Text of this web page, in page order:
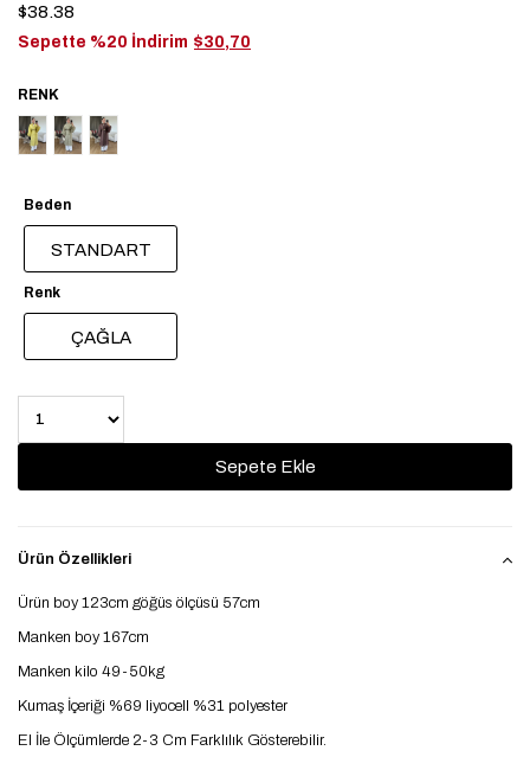
$38.38
Sepette %20 İndirim $30,70
Beden
STANDART
Renk
ÇAĞLA
Ürün Özellikleri
Ürün boy 123cm göğüs ölçüsü 57cm
Manken boy 167cm
Manken kilo 49-50kg
Kumaş İçeriği %69 liyocell %31 polyester
El İle Ölçümlerde 2-3 Cm Farklılık Gösterebilir.